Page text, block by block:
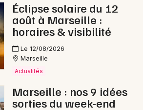
Éclipse solaire du 12
août à Marseille :
horaires & visibilité
Le 12/08/2026
Marseille
Actualités
Marseille : nos 9 idées
sorties du week-end